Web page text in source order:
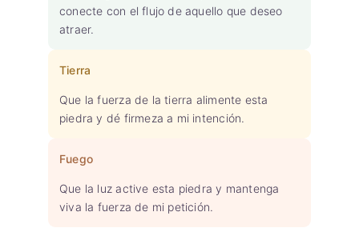
conecte con el flujo de aquello que deseo
atraer.
Tierra
Que la fuerza de la tierra alimente esta
piedra y dé firmeza a mi intención.
Fuego
Que la luz active esta piedra y mantenga
viva la fuerza de mi petición.